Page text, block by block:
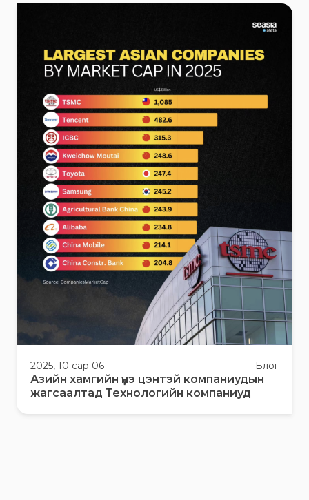
2025, 10 сар 06 Блог
Азийн хамгийн үнэ цэнтэй компаниудын
жагсаалтад Технологийн компаниуд